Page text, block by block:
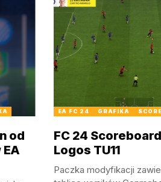
od
EA FC 24 GRAFIKA
FC 24
Logos TU11
Paczka modyfikacji